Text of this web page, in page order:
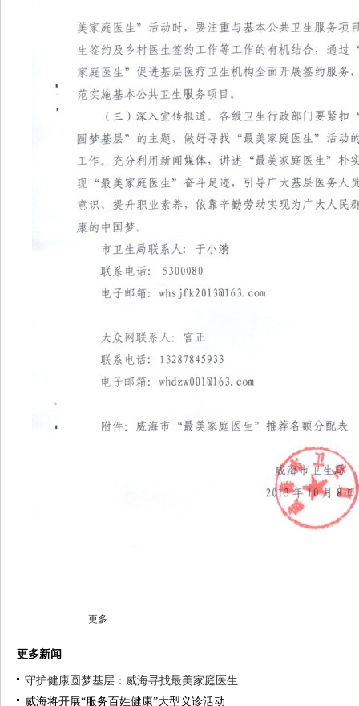
更多
更多新闻
守护健康圆梦基层：威海寻找最美家庭医生
威海将开展“服务百姓健康”大型义诊活动